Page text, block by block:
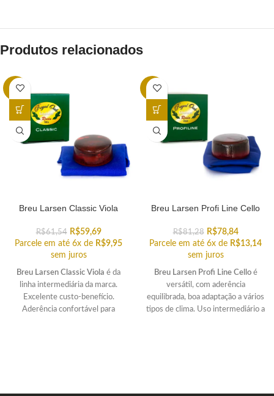
Produtos relacionados
-3%
Breu Larsen Classic Viola
R$61,54 R$59,69
Parcele em até 6x de R$9,95
sem juros
Breu Larsen Classic Viola é da
linha intermediária da marca.
Excelente custo-benefício.
Aderência confortável para
-3%
Breu Larsen Profi Line Cello
R$81,28 R$78,84
Parcele em até 6x de R$13,14
sem juros
Breu Larsen Profi Line Celloé
versátil, com aderência
equilibrada, boa adaptação a vários
tipos de clima. Uso intermediário a